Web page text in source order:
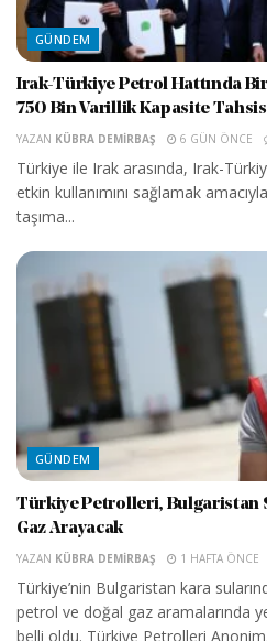
GÜNDEM
Irak-Türkiye Petrol Hattında
750 Bin Varillik Kapasite
YAZAN KÜBRA DEMIRBAŞ 6 GÜN ÖNCE
Türkiye ile Irak arasında, Irak-
etkin kullanımını sağlamak
taşıma...
GÜNDEM
Türkiye Petrolleri, Bulgaristan
Gaz Arayacak
YAZAN KÜBRA DEMIRBAŞ 1 HAFTA ÖNCE
Türkiye’nin Bulgaristan kara
petrol ve doğal gaz aramalarında
belli oldu. Türkiye Petrolleri